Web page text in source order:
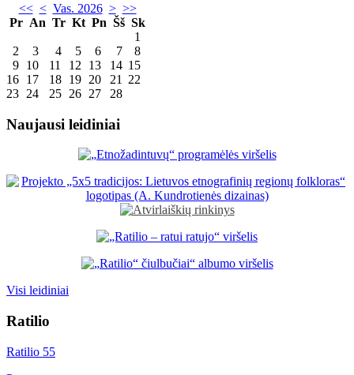
<< < Vas. 2026 > >>
Pr An Tr Kt Pn Šš Sk
1
2
3 4 5 6 7
8
9 10 11 12 13 14 15
16 17 18 19 20 21
22
23 24 25 26 27 28
Naujausi leidiniai
Visi leidiniai
Ratilio
Ratilio 55